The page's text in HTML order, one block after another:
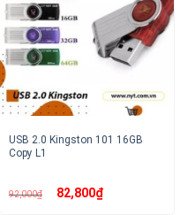
USB 2.0 Kingston 101 16GB
Copy L1
92,000₫ Giá
gốc82,800₫Giá